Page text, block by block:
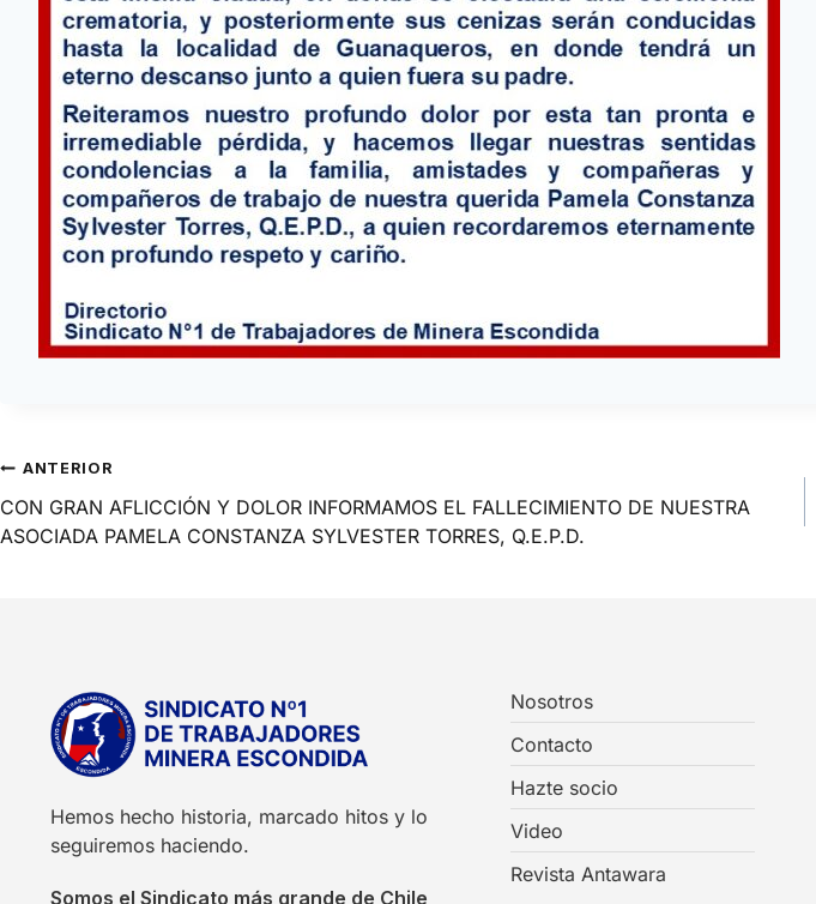
ANTERIOR
CON GRAN AFLICCIÓN Y DOLOR INFORMAMOS EL FALLECIMIENTO DE NUESTRA
ASOCIADA PAMELA CONSTANZA SYLVESTER TORRES, Q.E.P.D.
Hemos hecho historia, marcado hitos y lo
seguiremos haciendo.
Somos el Sindicato más grande de Chile
Nosotros
Contacto
Hazte socio
Video
Revista Antawara